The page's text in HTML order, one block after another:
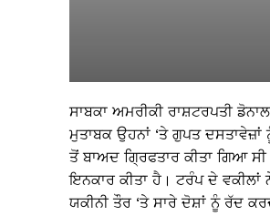
ਸਾਬਕਾ ਅਮਰੀਕੀ ਰਾਸ਼ਟਰਪਤੀ
ਮੁਤਾਬਕ ਉਹਨਾਂ ‘ਤੇ ਗੁਪਤ
ਤੋਂ ਬਾਅਦ ਗ੍ਰਿਫਤਾਰ ਕੀਤਾ ਗਿਆ
ਇਨਕਾਰ ਕੀਤਾ ਹੈ। ਟਰੰਪ ਦੇ ਵਕੀਲਾਂ
ਯਕੀਨੀ ਤੌਰ ‘ਤੇ ਸਾਰੇ ਦੋਸ਼ਾਂ ਨੂੰ ਰੱਦ